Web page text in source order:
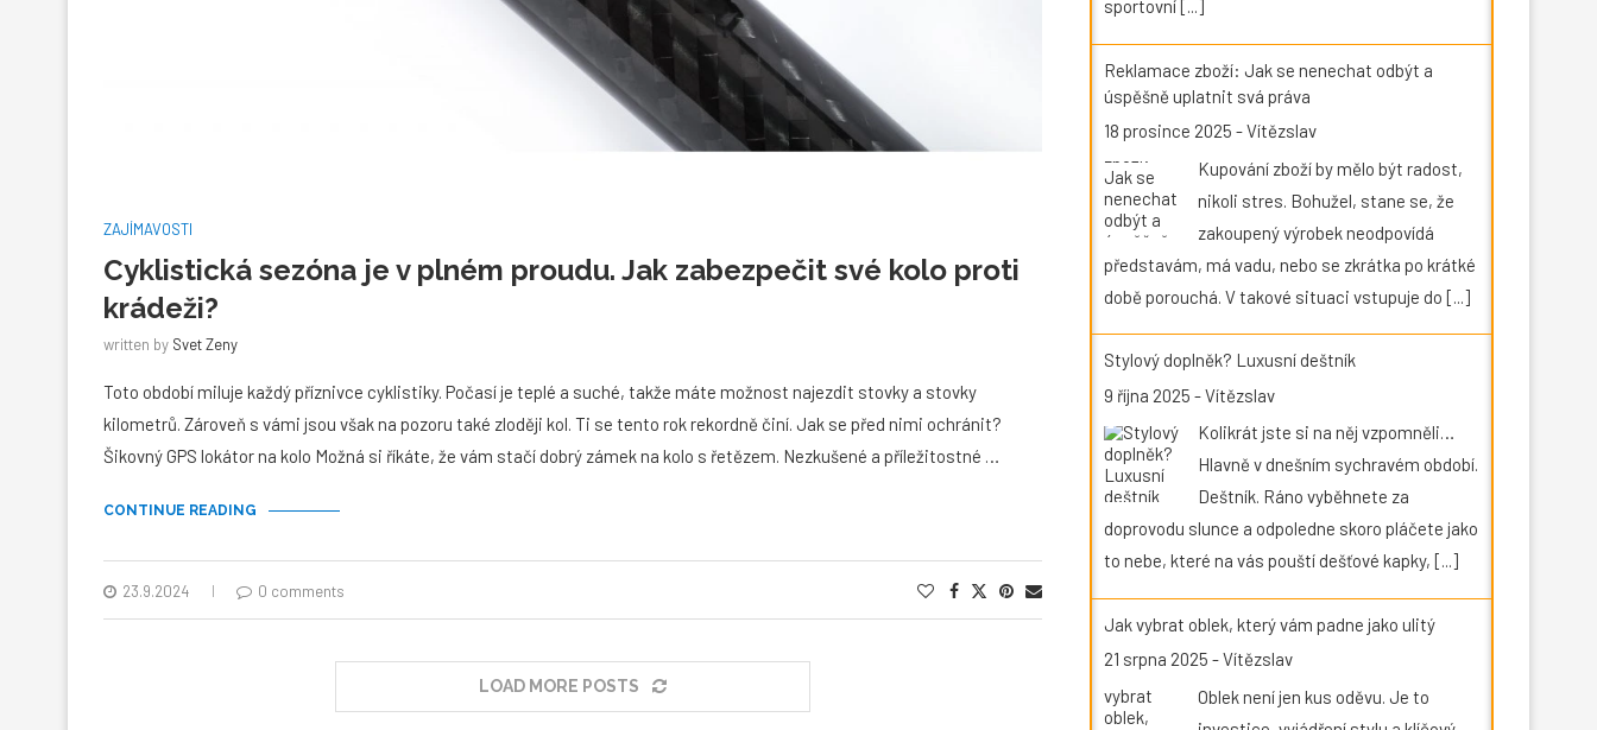
ZAJÍMAVOSTI
Cyklistická sezóna je v plném proudu. Jak zabezpečit své kolo proti
krádeži?
written by Svet Zeny
Toto období miluje každý příznivce cyklistiky. Počasí je teplé a suché, takže máte možnost najezdit stovky a stovky
kilometrů. Zároveň s vámi jsou však na pozoru také zloději kol. Ti se tento rok rekordně činí. Jak se před nimi ochránit?
Šikovný GPS lokátor na kolo Možná si říkáte, že vám stačí dobrý zámek na kolo s řetězem. Nezkušené a příležitostné …
CONTINUE READING
23.9.2024 0 comments
LOAD MORE POSTS
sportovní [...]
Reklamace zboží: Jak se nenechat odbýt a
úspěšně uplatnit svá práva
18 prosince 2025 -Vítězslav
Kupování zboží by mělo být radost,
nikoli stres. Bohužel, stane se, že
zakoupený výrobek neodpovídá
představám, má vadu, nebo se zkrátka po krátké
době porouchá. V takové situaci vstupuje do [...]
Stylový doplněk? Luxusní deštník
9 října 2025 -Vítězslav
Kolikrát jste si na něj vzpomněli…
Hlavně v dnešním sychravém období.
Deštník. Ráno vyběhnete za
doprovodu slunce a odpoledne skoro pláčete jako
to nebe, které na vás pouští dešťové kapky, [...]
Jak vybrat oblek, který vám padne jako ulitý
21 srpna 2025 -Vítězslav
Oblek není jen kus oděvu. Je to